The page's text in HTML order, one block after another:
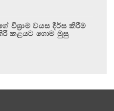
විශ්‍රාම වයස දීර්ඝ කිරීම
කළයට ගොම මුසු